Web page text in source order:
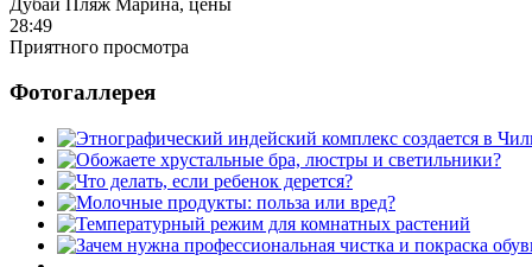
28:49
Приятного просмотра
Фотогаллерея